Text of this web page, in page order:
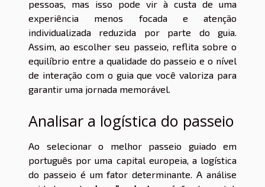
pessoas, mas isso pode vir à custa de uma
experiência menos focada e atenção
individualizada reduzida por parte do guia.
Assim, ao escolher seu passeio, reflita sobre o
equilíbrio entre a qualidade do passeio e o nível
de interação com o guia que você valoriza para
garantir uma jornada memorável.
Analisar a logística do passeio
Ao selecionar o melhor passeio guiado em
português por uma capital europeia, a logística
do passeio é um fator determinante. A análise